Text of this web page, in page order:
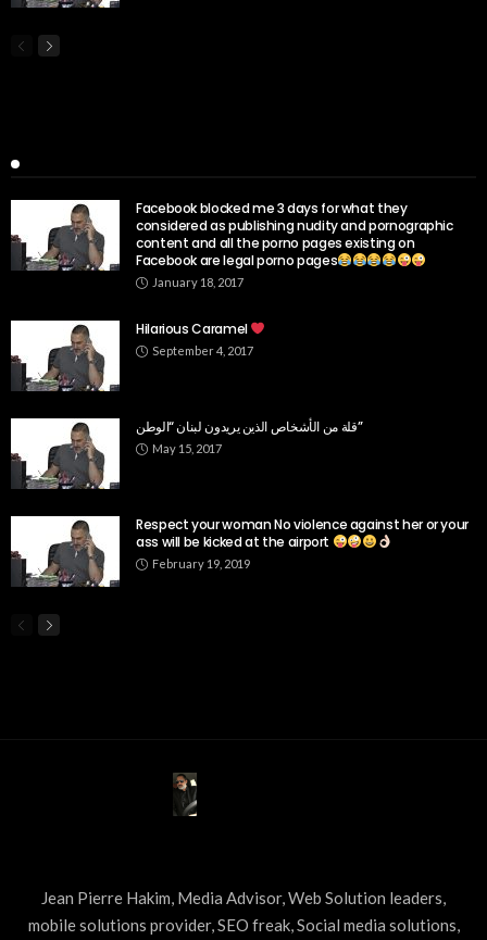
Facebook blocked me 3 days for what they
considered as publishing nudity and pornographic
content and all the porno pages existing on
Facebook are legal porno pages
January 18, 2017
Hilarious Caramel
September 4, 2017
قلة من الأشخاص الذين يريدون لبنان “الوطن”
May 15, 2017
Respect your woman No violence against her or your
ass will be kicked at the airport
February 19, 2019
Jean Pierre Hakim, Media Advisor, Web Solution leaders,
mobile solutions provider, SEO freak, Social media solutions,